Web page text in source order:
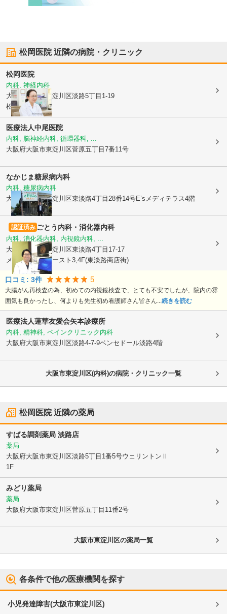
松岡医院近隣の病院・クリニック
松岡医院
内科, 神経内科
大阪府大阪市東淀川区淡路5丁目1-19
松岡医療ビル
医療法人中尾医院
内科, 脳神経内科, 循環器科, ...
大阪府大阪市東淀川区菅原五丁目7番11号
なかじま糖尿病内科
内科, 糖尿病内科
大阪府大阪市東淀川区東淡路4丁目28番14号E’sメディテラス4階
認証済み ごとう内科・消化器内科
内科, 消化器内科, 内視鏡内科, ...
大阪府大阪市東淀川区東淡路4丁目17-17
メディアン・イースト3,4F(東淡路商店街)
口コミ: 3件 5
大腸がん再検査の為、初めての内視鏡検査で、とても不安でしたが、院内の雰
囲気も良かったし、何よりも先生初め看護師さん皆さん...続きを読む
医療法人蓮華友愛会矢本診療所
内科, 精神科, ペインクリニック内科
大阪府大阪市東淀川区淡路4-7-9ベンセドール淡路4階
大阪市東淀川区(内科)の病院・クリニック一覧
松岡医院近隣の薬局
すばる調剤薬局 淡路店
薬局
大阪府大阪市東淀川区淡路5丁目1番5号ウェリントンⅡ
1F
みどり薬局
薬局
大阪府大阪市東淀川区菅原五丁目11番2号
大阪市東淀川区の薬局一覧
各条件で他の医療機関を探す
小児発達障害(大阪市東淀川区)